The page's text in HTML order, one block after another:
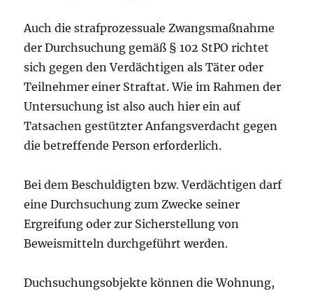
Auch die strafprozessuale Zwangsmaßnahme
der Durchsuchung gemäß § 102 StPO richtet
sich gegen den Verdächtigen als Täter oder
Teilnehmer einer Straftat. Wie im Rahmen der
Untersuchung ist also auch hier ein auf
Tatsachen gestützter Anfangsverdacht gegen
die betreffende Person erforderlich.
Bei dem Beschuldigten bzw. Verdächtigen darf
eine Durchsuchung zum Zwecke seiner
Ergreifung oder zur Sicherstellung von
Beweismitteln durchgeführt werden.
Duchsuchungsobjekte können die Wohnung,